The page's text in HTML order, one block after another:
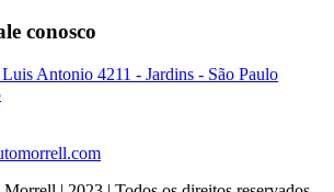
conosco
Antonio 4211 - Jardins - São Paulo